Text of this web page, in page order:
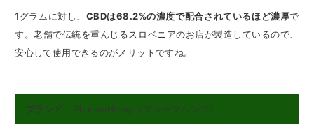
1グラムに対し、CBDは68.2%の濃度で配合されているほど濃厚で
す。老舗で伝統を重んじるスロベニアのお店が製造しているので、
安心して使用できるのがメリットですね。
ブランド PharmaHemp（ファーマヘンプ）